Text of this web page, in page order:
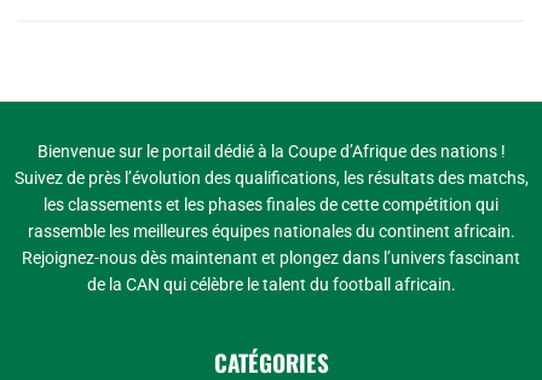
Bienvenue sur le portail dédié à la Coupe d’Afrique des nations !
Suivez de près l’évolution des qualifications, les résultats des matchs,
les classements et les phases finales de cette compétition qui
rassemble les meilleures équipes nationales du continent africain.
Rejoignez-nous dès maintenant et plongez dans l’univers fascinant
de la CAN qui célèbre le talent du football africain.
CATÉGORIES